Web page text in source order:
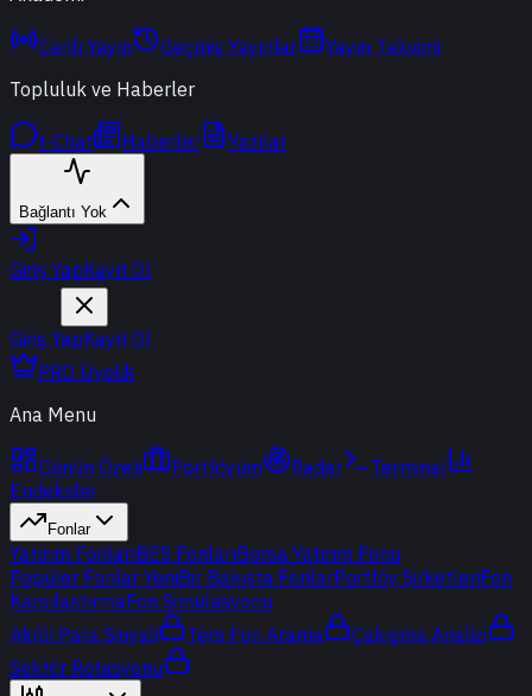
Canlı Yayın Geçmiş Yayınlar
Yayın Takvimi
Topluluk ve Haberler
t-Chat Haberler Yazılar
Bağlantı Yok
Giriş YapKayıt Ol
Giriş YapKayıt Ol
PRO Üyelik
Ana Menu
Günün Özeti Portföyüm Radar
Terminal
Endeksler
Fonlar
Yatırım FonlarıBES FonlarıBorsa Yatırım Fonu
Popüler Fonlar YeniBir Bakışta FonlarPortföy ŞirketleriFon
KarşılaştırmaFon Simülasyonu
Akıllı Para Sinyali
Ters Fon Arama
Çakışma Analizi
Sektör Rotasyonu